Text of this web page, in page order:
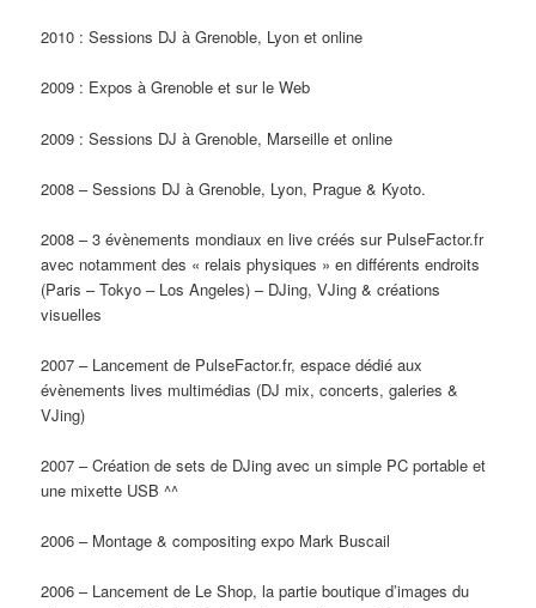
2010 : Sessions DJ à Grenoble, Lyon et online
2009 : Expos à Grenoble et sur le Web
2009 : Sessions DJ à Grenoble, Marseille et online
2008 – Sessions DJ à Grenoble, Lyon, Prague & Kyoto.
2008 – 3 évènements mondiaux en live créés sur PulseFactor.fr
avec notamment des « relais physiques » en différents endroits
(Paris – Tokyo – Los Angeles) – DJing, VJing & créations
visuelles
2007 – Lancement de PulseFactor.fr, espace dédié aux
évènements lives multimédias (DJ mix, concerts, galeries &
VJing)
2007 – Création de sets de DJing avec un simple PC portable et
une mixette USB ^^
2006 – Montage & compositing expo Mark Buscail
2006 – Lancement de Le Shop, la partie boutique d’images du